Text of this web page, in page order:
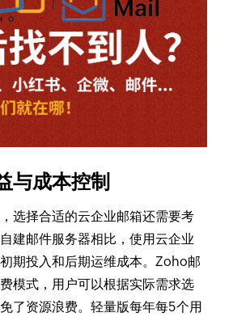
与成本控制
选择合适的云企业邮箱还需要考
建邮件服务器相比，使用云企业
期投入和后期运维成本。Zoho邮
模式，用户可以根据实际需求选
了资源浪费。轻量版每年每5个用